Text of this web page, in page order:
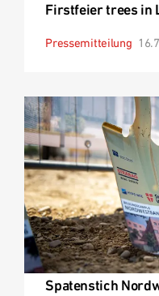
Firstfeier trees in
Pressemitteilung
Spatenstich